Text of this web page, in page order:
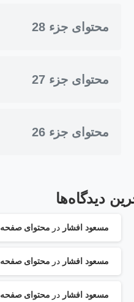
محتوای جزء 28
محتوای جزء 27
محتوای جزء 26
دیدگاه‌ها
مسعود افشار در محتوای صفحه 434
مسعود افشار در محتوای صفحه 369
مسعود افشار در محتوای صفحه 274